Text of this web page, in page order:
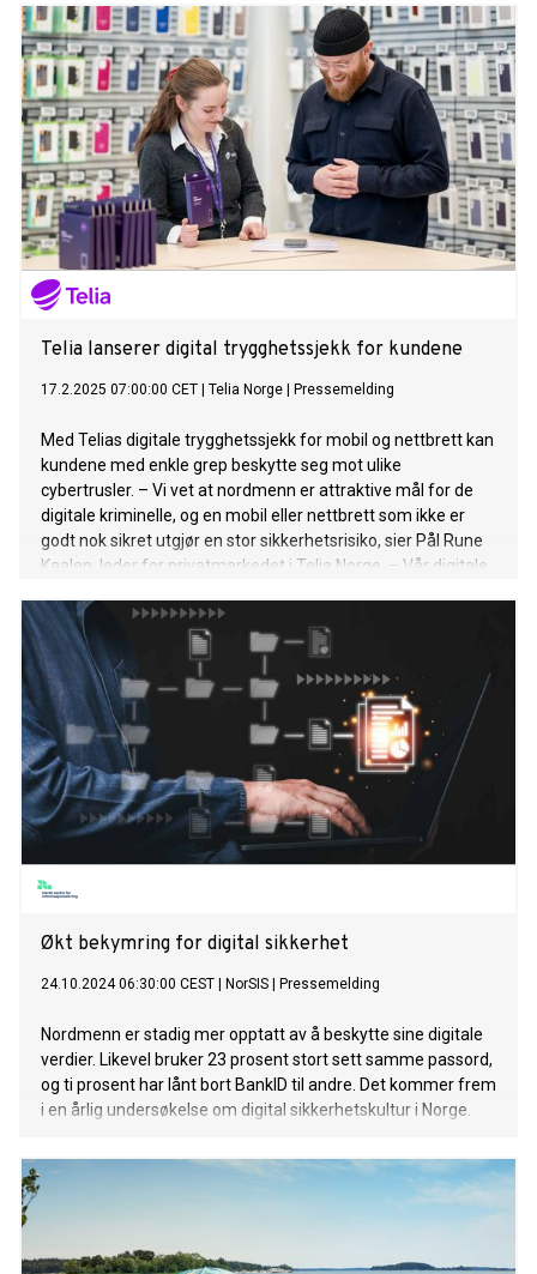
Telia lanserer digital trygghetssjekk for kundene
17.2.2025 07:00:00 CET Telia Norge Pressemelding
Med Telias digitale trygghetssjekk for mobil og nettbrett kan
kundene med enkle grep beskytte seg mot ulike
cybertrusler. – Vi vet at nordmenn er attraktive mål for de
digitale kriminelle, og en mobil eller nettbrett som ikke er
godt nok sikret utgjør en stor sikkerhetsrisiko, sier Pål Rune
Kaalen, leder for privatmarkedet i Telia Norge. – Vår digitale
butikker, og den vil bidra til at våre kunder får en tryggere
digital hverdag. Den digitale trygghetssjekken består av åtte
enkle trinn, og omhandler blant annet tofaktorautentisering,
passordhvelv og sikkerhetskopiering av data.
Trygghetssjekken er en kostnadsfri tjeneste som kan
gjennomføres digitalt på telia.no eller ved å hente en
papirutgave i en av Telias butikker landet over. – Kunder som
ønsker det kan få hjelp til å gjennomføre trygghetssjekken i
butikkene våre for 199 kroner, sier Kaalen. – Vi anbefaler at
alle våre kunder gjennomfører sjekken, enten på egenhånd
eller i b
Økt bekymring for digital sikkerhet
24.10.2024 06:30:00 CEST NorSIS Pressemelding
Nordmenn er stadig mer opptatt av å beskytte sine digitale
verdier. Likevel bruker 23 prosent stort sett samme passord,
og ti prosent har lånt bort BankID til andre. Det kommer frem
i en årlig undersøkelse om digital sikkerhetskultur i Norge.